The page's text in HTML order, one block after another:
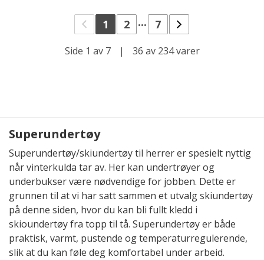
1 2 ... 7
Side 1 av 7 | 36 av 234 varer
Superundertøy
Superundertøy/skiundertøy til herrer er spesielt nyttig
når vinterkulda tar av. Her kan undertrøyer og
underbukser være nødvendige for jobben. Dette er
grunnen til at vi har satt sammen et utvalg skiundertøy
på denne siden, hvor du kan bli fullt kledd i
skioundertøy fra topp til tå. Superundertøy er både
praktisk, varmt, pustende og temperaturregulerende,
slik at du kan føle deg komfortabel under arbeid.